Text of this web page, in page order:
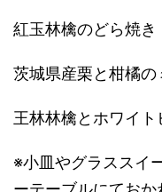
紅玉林檎のどら焼き
茨城県産栗と柑橘の
王林林檎とホワイ
※小皿やグラススイ